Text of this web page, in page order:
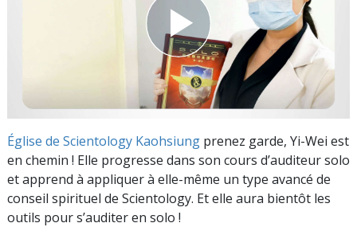
Église de Scientology Kaohsiung prenez garde, Yi-Wei est
en chemin ! Elle progresse dans son cours d’auditeur solo
et apprend à appliquer à elle-même un type avancé de
conseil spirituel de Scientology. Et elle aura bientôt les
outils pour s’auditer en solo !